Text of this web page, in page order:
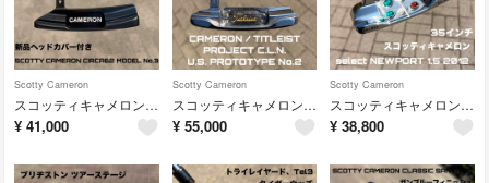
Scotty Cameron
スコッティキャメロン サーカ62 MODEL No.3 ガンブルーフィニッシュ 極美品 超激レア 35インチ
¥ 41,000
Scotty Cameron
スコッティキャメロン プロジェクト CLN U.S. プロトタイプ No.2 美品 超激レア 1997 LIMITED U.S.A
¥ 55,000
Scotty Cameron
スコッティキャメロン セレクト ニューポート 1.5 2012 バンパーハンドスタンプ ミラーフィニッシュ 極美品 超激レア
¥ 38,800